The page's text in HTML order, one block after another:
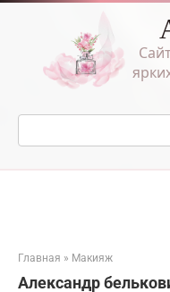
Перейти
Поиск:
Главная » Макияж
Александр